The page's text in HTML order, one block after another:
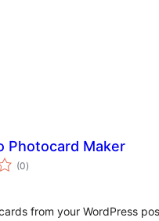
Photocard Maker
(0საერთო
რეიტინგი
)
from your WordPress